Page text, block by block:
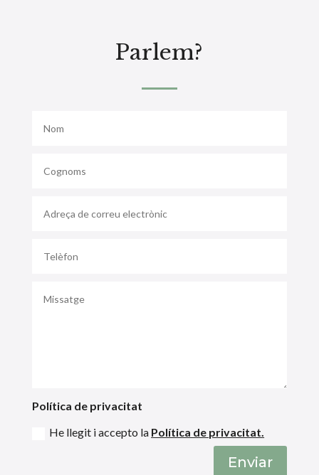
Parlem?
Política de privacitat
He llegit i accepto la Política de privacitat.
Enviar